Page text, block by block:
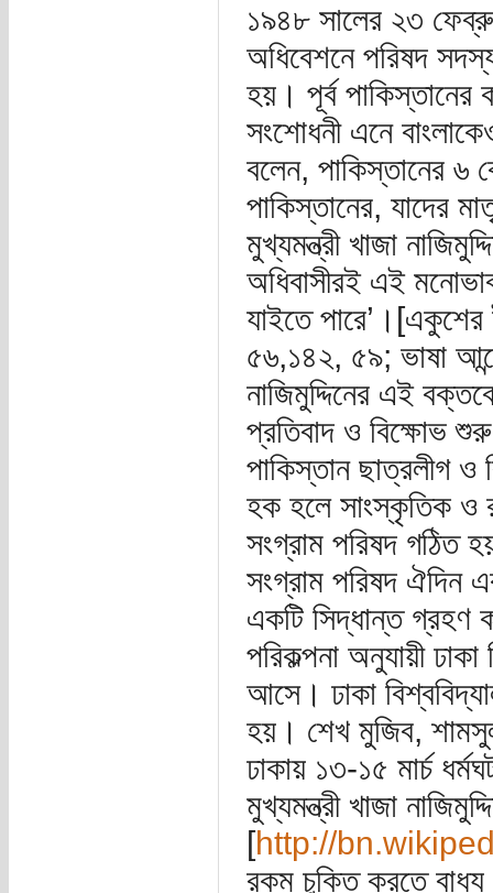
১৯৪৮ সালের ২৩
অধিবেশনে পরিষদ
হয়। পূর্ব পাকিস্তানের
সংশোধনী এনে
বলেন, পাকিস্তানের ৬
পাকিস্তানের, যাদের
মুখ্যমন্ত্রী খাজা
অধিবাসীরই এই
যাইতে
৫৬,১৪২, ৫৯; ভাষা
নাজিমুদ্দিনের এই
প্রতিবাদ ও বিক্ষোভ
পাকিস্তান ছাত্রলীগ ও
হক হলে সাংস্কৃতিক ও
সংগ্রাম পরিষদ গঠিত
সংগ্রাম পরিষদ ঐদিন
একটি সিদ্ধান্ত গ্রহণ
পরিকল্পনা অনুযায়ী
আসে। ঢাকা
হয়। শেখ মুজিব,
ঢাকায় ১৩-১৫ মার্চ
মুখ্যমন্ত্রী খাজা
[http://
রকম চুক্তি করতে বাধ্য